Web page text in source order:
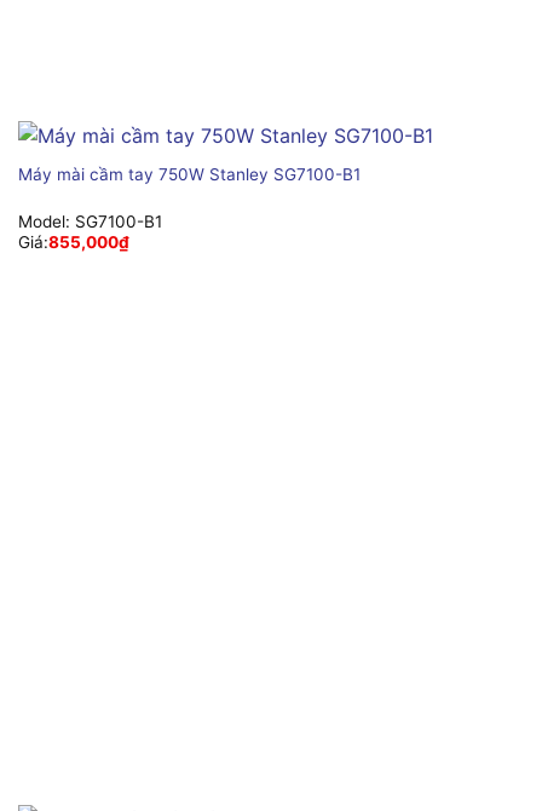
Máy mài cầm tay 750W Stanley SG7100-B1
Model: SG7100-B1
Giá:855,000₫